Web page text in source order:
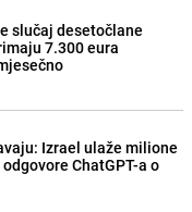
slučaj desetočlane
7.300 eura
Izrael ulaže milione
ChatGPT-a o